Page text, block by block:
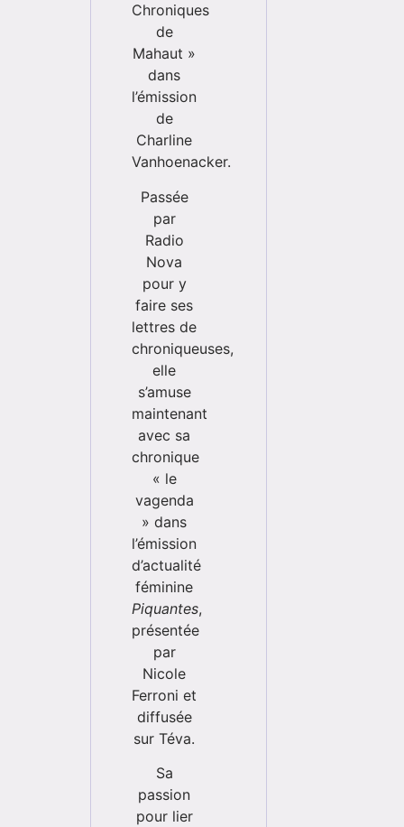
Chroniques
de
Mahaut »
dans
l’émission
de
Charline
Vanhoenacker.
Passée
par
Radio
Nova
pour y
faire ses
lettres de
chroniqueuses,
elle
s’amuse
maintenant
avec sa
chronique
« le
vagenda
» dans
l’émission
d’actualité
féminine
Piquantes,
présentée
par
Nicole
Ferroni et
diffusée
sur Téva.
Sa
passion
pour lier